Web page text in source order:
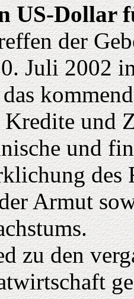
US-Dollar
der
Juli 2002
Kredite und
und
des
Armut
zu den